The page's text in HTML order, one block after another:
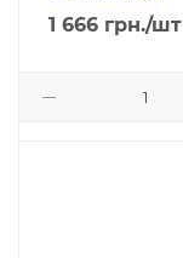
1 666 грн./шт